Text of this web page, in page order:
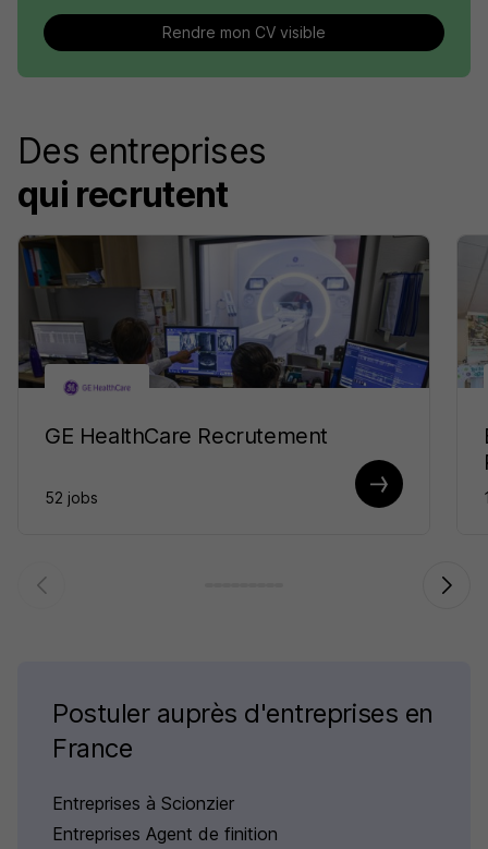
Rendre mon CV visible
Des entreprises
qui recrutent
GE HealthCare Recrutement
52 jobs
Postuler auprès d'entreprises en
France
Entreprises à Scionzier
Entreprises Agent de finition